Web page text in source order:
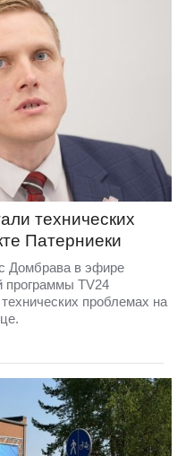
технических
Патерниеки
Домбрава в эфире
программы TV24
проблемах на